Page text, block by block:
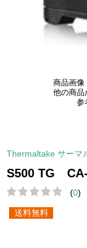
商品画像
他の商品
参
Thermaltake サーマ
S500 TG
(0)
送料無料